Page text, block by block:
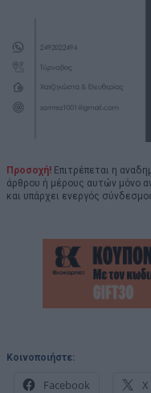
Προσοχή! Επιτρέπεται η
άρθρου ή μέρους αυτών μόνο
και υπάρχει ενεργός
Κοινοποιήστε:
Facebook X